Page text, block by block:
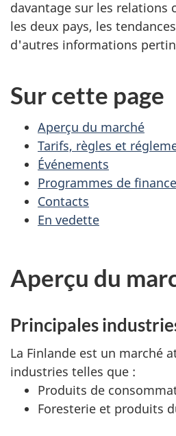
davantage sur les relations
les deux pays, les
d'autres informations
Sur cette page
Aperçu du marché
Tarifs, règles et
Événements
Programmes de
Contacts
En vedette
Aperçu du
Principales
La Finlande est un marché
industries telles que :
Produits de
Foresterie et produits